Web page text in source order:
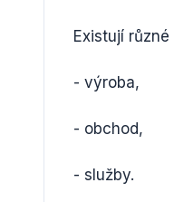
Existují různé
- výroba,
- obchod,
- služby.